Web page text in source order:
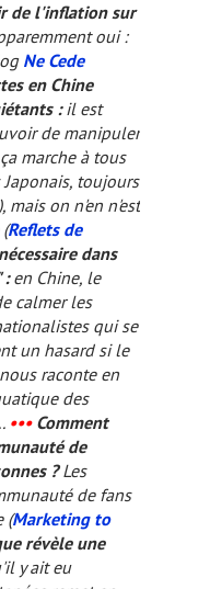
de l'inflation sur
oui :
Ne Cede
en Chine
:il est
de manipuler
marche à tous
toujours
mais on n'en n'est
Reflets de
dans
:en Chine, le
calmer les
qui se
un hasard si le
raconte en
des
•••Comment
de
?Les
de fans
(Marketing to
révèle une
y ait eu